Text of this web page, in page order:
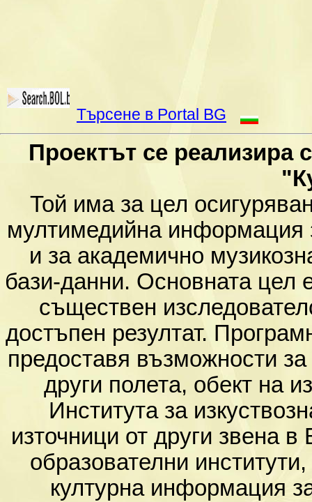
Търсене в Portal BG
Проектът се реализира
Той има за цел
мултимедийна информация
и за академично
бази-данни. Основната цел
съществен
достъпен резултат.
предоставя възможности
други полета, обект на
Института за
източници от други звена
образователни
културна информация